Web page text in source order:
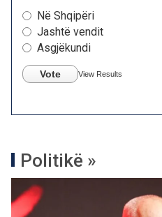
Në Shqipëri
Jashtë vendit
Asgjëkundi
Vote View Results
Politikë »